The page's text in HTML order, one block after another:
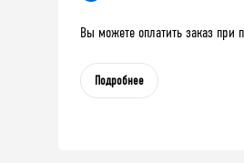
Вы можете оплатить заказ при
Подробнее